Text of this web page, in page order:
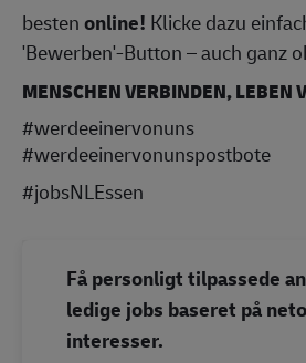
bestenonline! Klicke dazu
'Bewerben'-Button – auch ganz
MENSCHEN VERBINDEN, LEBEN
#werdeeinervonuns
#werdeeinervonunspostbote
#jobsNLEssen
Få personligt tilpassede
ledige jobs baseret på
interesser.